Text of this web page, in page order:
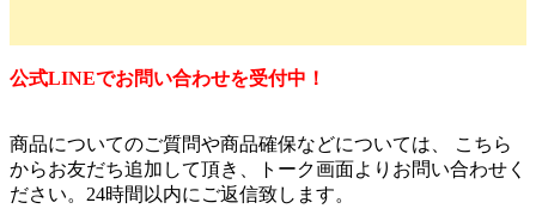
公式LINEでお問い合わせを受付中！
商品についてのご質問や商品確保などについては、 こちら
からお友だち追加して頂き、トーク画面よりお問い合わせく
ださい。24時間以内にご返信致します。